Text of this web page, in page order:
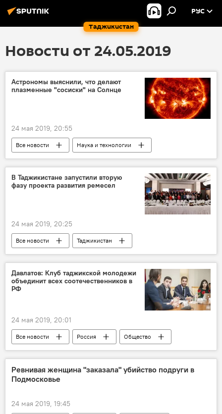
Таджикистан
РУС
Новости от 24.05.2019
Астрономы выяснили, что делают
плазменные "сосиски" на Солнце
24 мая 2019, 20:55
Все новости
Наука и технологии
Солнце
В Таджикистане запустили вторую
фазу проекта развития ремесел
24 мая 2019, 20:25
Все новости
Таджикистан
Промышленность
Давлатов: Клуб таджикской молодежи
объединит всех соотечественников в
РФ
24 мая 2019, 20:01
Все новости Россия
Общество
Таджикистан Style
Истории успешных таджиков
Таджикистан
Ревнивая женщина "заказала" убийство подруги в
Подмосковье
24 мая 2019, 19:45